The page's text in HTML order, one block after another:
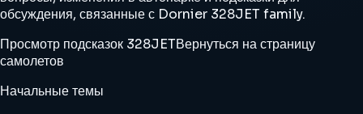
обсуждения, связанные с Dornier 328JET family.
Просмотр подсказок 328JETВернуться на страницу
самолетов
Начальные темы